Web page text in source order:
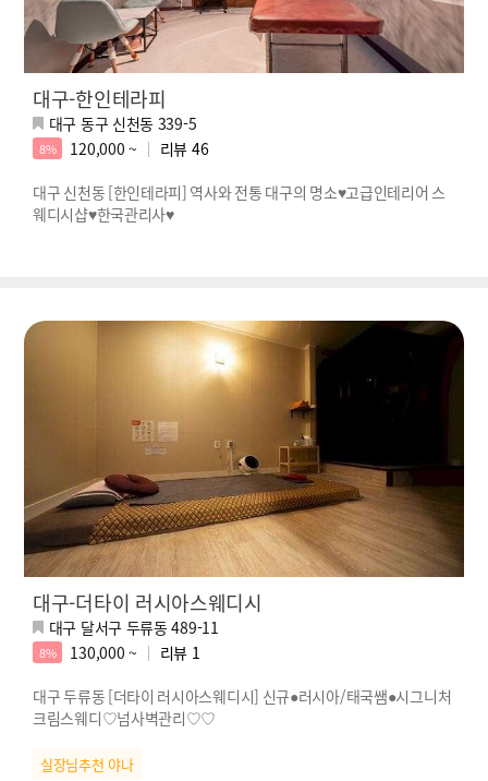
대구-한인테라피
대구 동구 신천동 339-5
8% 120,000 ~ 리뷰 46
대구 신천동 [한인테라피] 역사와 전통 대구의 명소♥고급인테리어 스
웨디시샵♥한국관리사♥
대구-더타이 러시아스웨디시
대구 달서구 두류동 489-11
8% 130,000 ~ 리뷰 1
대구 두류동 [더타이 러시아스웨디시] 신규●러시아/태국쌤●시그니처
크림스웨디♡넘사벽관리♡♡
실장님추천 야나